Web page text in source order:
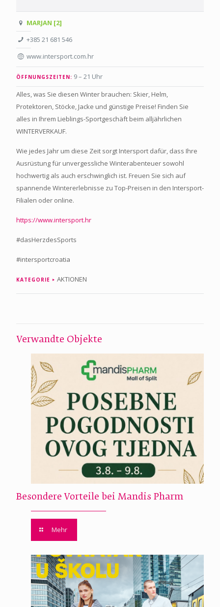
MARJAN [2]
+385 21 681 546
www.intersport.com.hr
ÖFFNUNGSZEITEN: 9 – 21 Uhr
Alles, was Sie diesen Winter brauchen: Skier, Helm,
Protektoren, Stöcke, Jacke und günstige Preise! Finden Sie
alles in Ihrem Lieblings-Sportgeschäft beim alljährlichen
WINTERVERKAUF.
Wie jedes Jahr um diese Zeit sorgt Intersport dafür, dass Ihre
Ausrüstung für unvergessliche Winterabenteuer sowohl
hochwertig als auch erschwinglich ist. Freuen Sie sich auf
spannende Wintererlebnisse zu Top-Preisen in den Intersport-
Filialen oder online.
https://www.intersport.hr
#dasHerzdesSports
#intersportcroatia
KATEGORIE AKTIONEN
Verwandte Objekte
Besondere Vorteile bei Mandis Pharm
Mehr